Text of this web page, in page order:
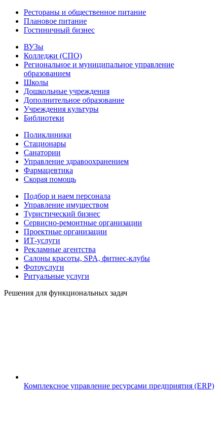
Рестораны и общественное питание
Плановое питание
Гостиничный бизнес
ВУЗы
Колледжи (СПО)
Региональное и муниципальное управление
образованием
Школы
Дошкольные учреждения
Дополнительное образование
Учреждения культуры
Библиотеки
Поликлиники
Стационары
Санатории
Управление здравоохранением
Фармацевтика
Скорая помощь
Подбор и наем персонала
Управление имуществом
Туристический бизнес
Сервисно-ремонтные организации
Проектные организации
ИТ-услуги
Рекламные агентства
Салоны красоты, SPA, фитнес-клубы
Фотоуслуги
Ритуальные услуги
Решения для функциональных задач
Комплексное управление ресурсами предприятия (ERP)